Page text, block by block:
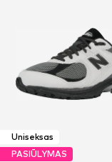
Uniseksas
PASIŪLYMAS